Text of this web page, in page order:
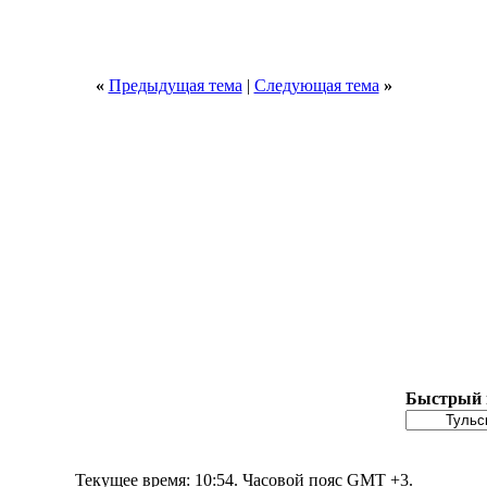
« Предыдущая тема | Следующая тема »
Быстрый
Текущее время: 10:54. Часовой пояс GMT +3.